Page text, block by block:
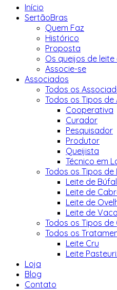
Início
SertãoBras
Quem Faz
Histórico
Proposta
Os queijos de leite
Associe-se
Associados
Todos os
Todos os Tipos de
Cooperativa
Curador
Pesquisador
Produtor
Queijista
Técnico em
Todos os Tipos de
Leite de
Leite de
Leite de
Leite de Vaca
Todos os Tipos de
Todos os
Leite Cru
Leite
Loja
Blog
Contato